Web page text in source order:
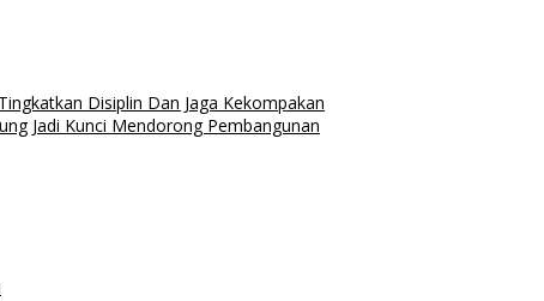
Disiplin Dan Jaga Kekompakan
Jadi Kunci Mendorong Pembangunan